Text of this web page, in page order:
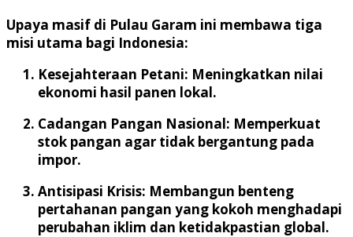
Upaya masif di Pulau Garam ini membawa tiga
misi utama bagi Indonesia:
Kesejahteraan Petani: Meningkatkan nilai
ekonomi hasil panen lokal.
Cadangan Pangan Nasional: Memperkuat
stok pangan agar tidak bergantung pada
impor.
Antisipasi Krisis: Membangun benteng
pertahanan pangan yang kokoh menghadapi
perubahan iklim dan ketidakpastian global.